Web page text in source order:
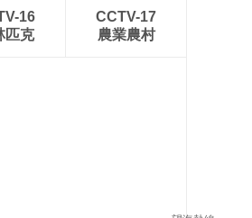
16
匹克
CCTV-17
農業農村